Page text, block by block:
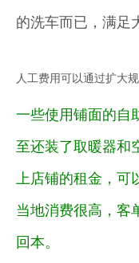
的洗车而已，满足
人工费用可以通过扩大规
一些使用铺面的自
至还装了取暖器和
上店铺的租金，
当地消费很高，客
回本。